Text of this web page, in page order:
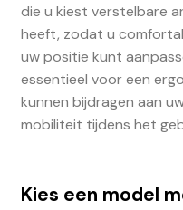
die u kiest verstelbare
heeft, zodat u
uw positie kunt
essentieel voor een
kunnen bijdragen aan
mobiliteit tijdens het
Kies een model